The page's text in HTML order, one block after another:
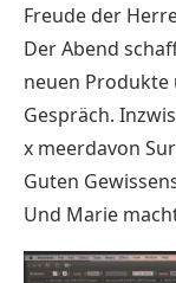
Freude der
Der Abend
neuen
Gespräch.
x meerdavon
Guten
Und Marie